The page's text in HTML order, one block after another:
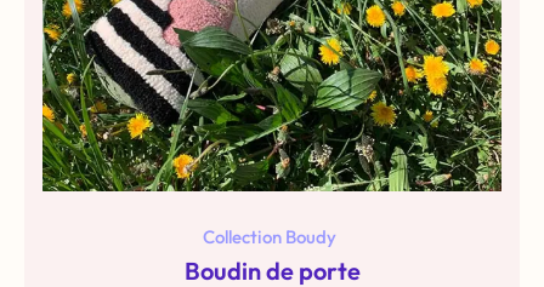
Collection Boudy
Boudin de porte